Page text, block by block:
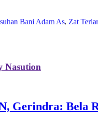
Bani Adam As, Zat
Nasution
Gerindra: